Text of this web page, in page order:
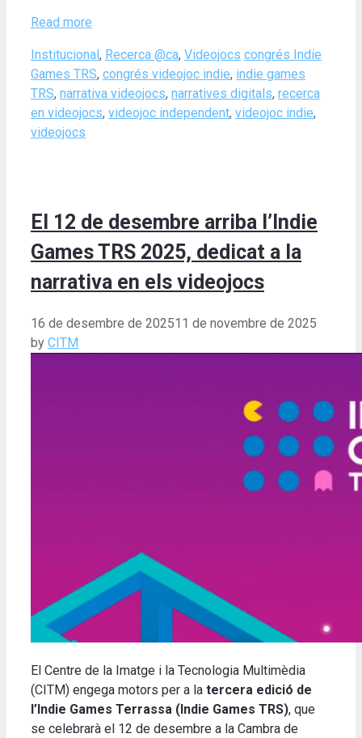
Read more
Categories
Institucional, Recerca @ca, Videojocs Tags
congrés Indie
Games TRS, congrés videojoc indie, indie games
TRS, narrativa videojocs, narratives digitals, recerca
en videojocs, videojoc independent, videojoc indie,
videojocs
El 12 de desembre arriba l’Indie
Games TRS 2025, dedicat a la
narrativa en els videojocs
16 de desembre de 202511 de novembre de 2025
by CITM
El Centre de la Imatge i la Tecnologia Multimèdia
(CITM) engega motors per a la tercera edició de
l’Indie Games Terrassa (Indie Games TRS), que
se celebrarà el 12 de desembre a la Cambra de